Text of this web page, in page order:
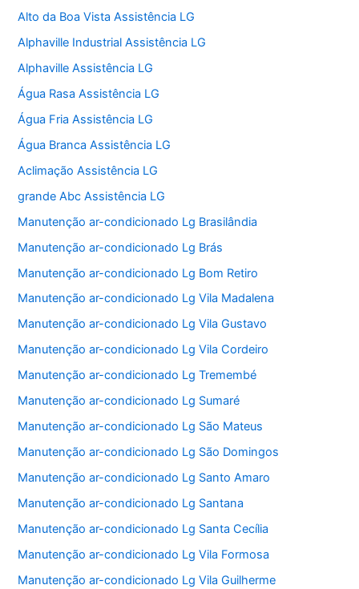
Alto da Boa Vista Assistência LG
Alphaville Industrial Assistência LG
Alphaville Assistência LG
Água Rasa Assistência LG
Água Fria Assistência LG
Água Branca Assistência LG
Aclimação Assistência LG
grande Abc Assistência LG
Manutenção ar-condicionado Lg Brasilândia
Manutenção ar-condicionado Lg Brás
Manutenção ar-condicionado Lg Bom Retiro
Manutenção ar-condicionado Lg Vila Madalena
Manutenção ar-condicionado Lg Vila Gustavo
Manutenção ar-condicionado Lg Vila Cordeiro
Manutenção ar-condicionado Lg Tremembé
Manutenção ar-condicionado Lg Sumaré
Manutenção ar-condicionado Lg São Mateus
Manutenção ar-condicionado Lg São Domingos
Manutenção ar-condicionado Lg Santo Amaro
Manutenção ar-condicionado Lg Santana
Manutenção ar-condicionado Lg Santa Cecília
Manutenção ar-condicionado Lg Vila Formosa
Manutenção ar-condicionado Lg Vila Guilherme